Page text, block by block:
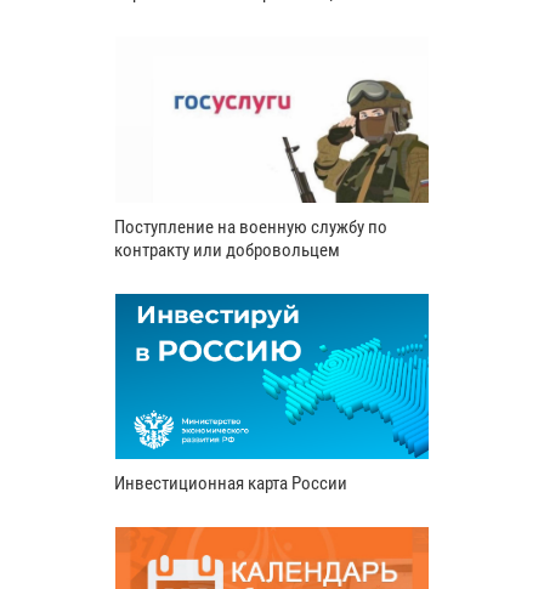
Поступление на военную службу по
контракту или добровольцем
Инвестиционная карта России